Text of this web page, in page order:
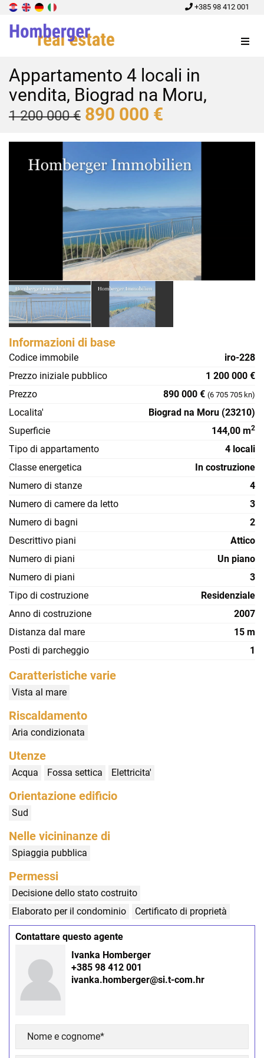
+385 98 412 001
Menu
Appartamento 4 locali in
vendita, Biograd na Moru,
1 200 000 € 890 000 €
Informazioni di base
Codice immobile
iro-228
Prezzo iniziale pubblico
1 200 000 €
Prezzo
890 000 € (6 705 705 kn)
Localita'
Biograd na Moru (23210)
Superficie
144,00 m2
Tipo di appartamento
4 locali
Classe energetica
In costruzione
Numero di stanze
4
Numero di camere da letto
3
Numero di bagni
2
Descrittivo piani
Attico
Numero di piani
Un piano
Numero di piani
3
Tipo di costruzione
Residenziale
Anno di costruzione
2007
Distanza dal mare
15 m
Posti di parcheggio
1
Caratteristiche varie
Vista al mare
Riscaldamento
Aria condizionata
Utenze
Acqua Fossa settica Elettricita'
Orientazione edificio
Sud
Nelle vicininanze di
Spiaggia pubblica
Permessi
Decisione dello stato costruito
Elaborato per il condominio
Certificato di proprietà
Contattare questo agente
Ivanka Homberger
+385 98 412 001
ivanka.homberger@si.t-com.hr